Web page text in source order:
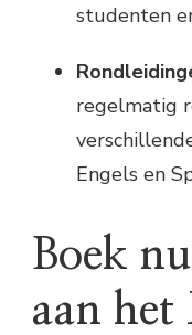
studenten
regelmatig
Engels en
Boek
aan het